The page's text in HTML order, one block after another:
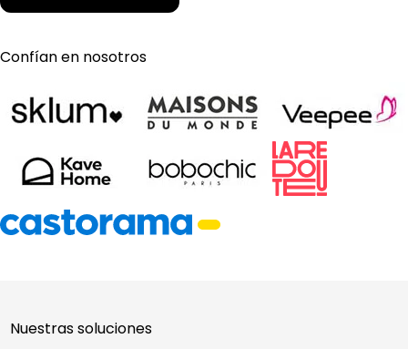
Confían en nosotros
Nuestras soluciones